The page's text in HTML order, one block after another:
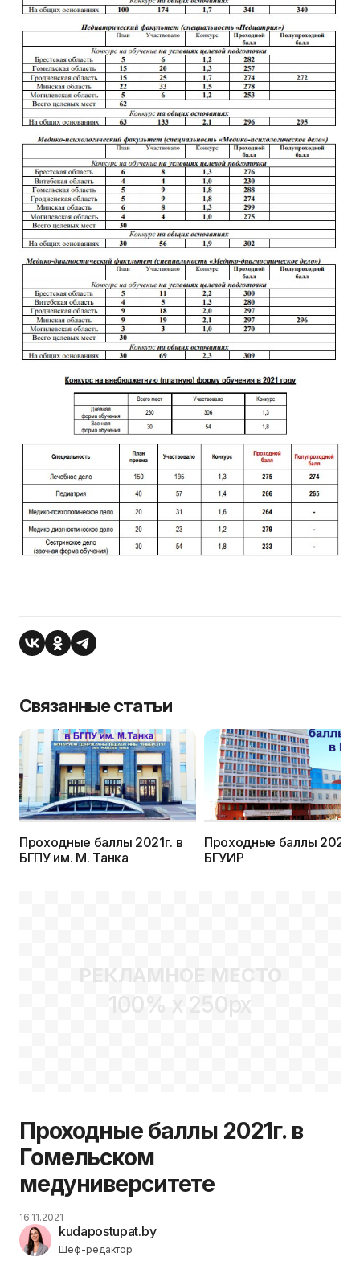
Связанные статьи
Проходные баллы 2021г. в
БГПУ им. М. Танка
Проходные баллы 2021г.
БГУИР
РЕКЛАМНОЕ МЕСТО
100% x 250px
Проходные баллы 2021г. в
Гомельском
медуниверситете
kudapostupat.by
Шеф-редактор
16.11.2021